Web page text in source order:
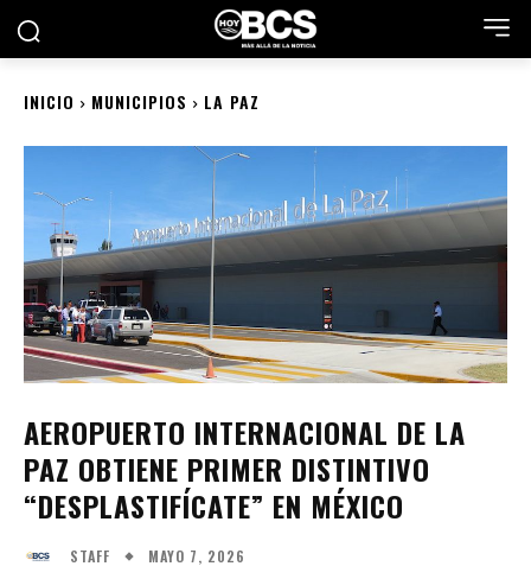
INICIO MUNICIPIOS LA PAZ
AEROPUERTO INTERNACIONAL DE LA
PAZ OBTIENE PRIMER DISTINTIVO
“DESPLASTIFÍCATE” EN MÉXICO
STAFF MAYO 7, 2026